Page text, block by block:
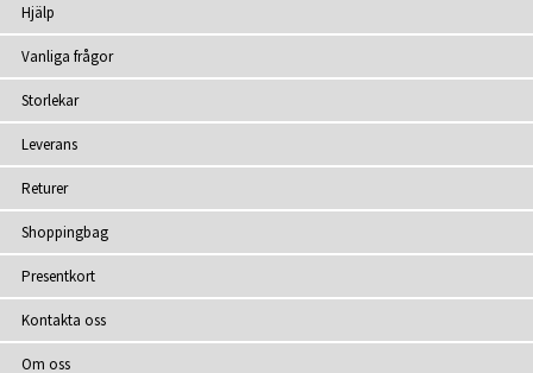
Hjälp
Vanliga frågor
Storlekar
Leverans
Returer
Shoppingbag
Presentkort
Kontakta oss
Om oss